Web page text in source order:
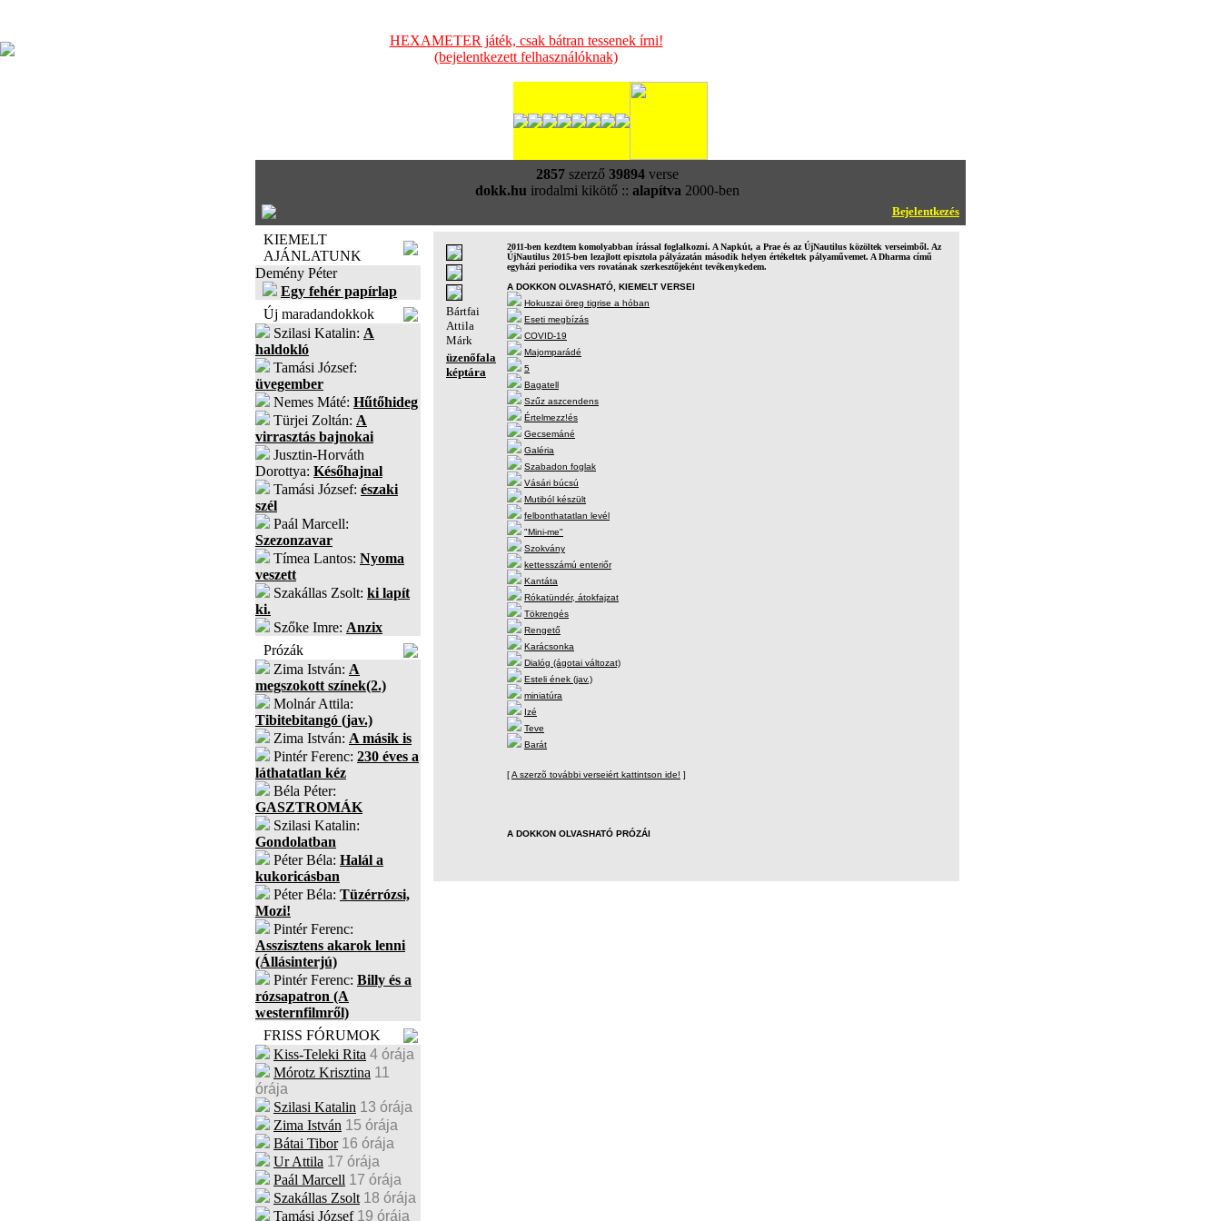
HEXAMETER játék, csak bátran tessenek írni!
(bejelentkezett felhasználóknak)
2857szerző 39894verse
dokk.hu irodalmi kikötő :: alapítva 2000-ben
Bejelentkezés
KIEMELT
AJÁNLATUNK
Demény Péter
Egy fehér papírlap
Új maradandokkok
Szilasi Katalin: A
haldokló
Tamási József:
üvegember
Nemes Máté: Hűtőhideg
Türjei Zoltán: A
virrasztás bajnokai
Jusztin-Horváth
Dorottya: Későhajnal
Tamási József: északi
szél
Paál Marcell:
Szezonzavar
Tímea Lantos: Nyoma
veszett
Szakállas Zsolt: ki lapít
ki.
Szőke Imre: Anzix
Prózák
Zima István: A
megszokott színek(2.)
Molnár Attila:
Tibitebitangó (jav.)
Zima István: A másik is
Pintér Ferenc: 230 éves a
láthatatlan kéz
Béla Péter:
GASZTROMÁK
Szilasi Katalin:
Gondolatban
Péter Béla: Halál a
kukoricásban
Péter Béla: Tüzérrózsi,
Mozi!
Pintér Ferenc:
Asszisztens akarok lenni
(Állásinterjú)
Pintér Ferenc: Billy és a
rózsapatron (A
westernfilmről)
FRISS FÓRUMOK
Kiss-Teleki Rita 4 órája
Mórotz Krisztina 11
órája
Szilasi Katalin 13 órája
Zima István 15 órája
Bátai Tibor 16 órája
Ur Attila 17 órája
Paál Marcell 17 órája
Szakállas Zsolt 18 órája
Tamási József 19 órája
Bártfai
Attila
Márk
üzenőfala
képtára
2011-ben kezdtem komolyabban írással foglalkozni. A Napkút, a Prae és az ÚjNautilus közöltek verseimből. Az
ÚjNautilus 2015-ben lezajlott episztola pályázatán második helyen értékeltek pályaművemet. A Dharma című
egyházi periodika vers rovatának szerkesztőjeként tevékenykedem.
A DOKKON OLVASHATÓ, KIEMELT VERSEI
Hokuszai öreg tigrise a hóban
Eseti megbízás
COVID-19
Majomparádé
5
Bagatell
Szűz aszcendens
Értelmezz!és
Gecsemáné
Galéria
Szabadon foglak
Vásári búcsú
Mutiból készült
felbonthatatlan levél
"Mini-me"
Szokvány
kettesszámú enteriőr
Kantáta
Rókatündér, átokfajzat
Tökrengés
Rengető
Karácsonka
Dialóg (ágotai változat)
Esteli ének (jav.)
miniatúra
Izé
Teve
Barát
[A szerzõ további verseiért kattintson ide! ]
A DOKKON OLVASHATÓ PRÓZÁI